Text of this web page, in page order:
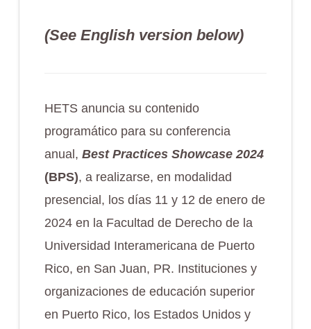
(See English version below)
HETS anuncia su contenido
programático para su conferencia
anual, Best Practices Showcase 2024
(BPS), a realizarse, en modalidad
presencial, los días 11 y 12 de enero de
2024 en la Facultad de Derecho de la
Universidad Interamericana de Puerto
Rico, en San Juan, PR. Instituciones y
organizaciones de educación superior
en Puerto Rico, los Estados Unidos y